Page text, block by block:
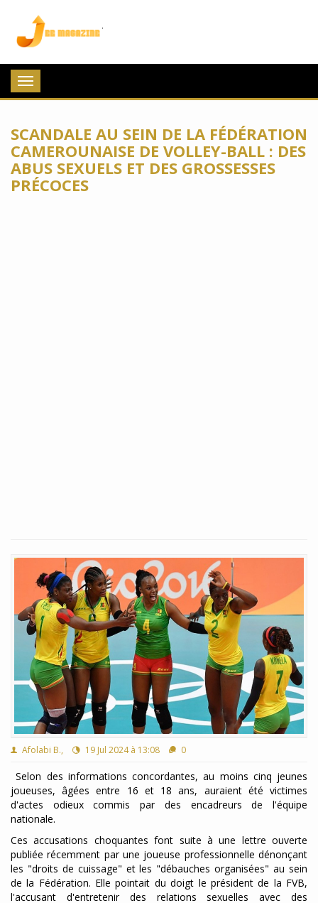
Toggle
navigation
SCANDALE AU SEIN DE LA FÉDÉRATION
CAMEROUNAISE DE VOLLEY-BALL : DES
ABUS SEXUELS ET DES GROSSESSES
PRÉCOCES
Afolabi B., 19 Jul 2024 à 13:08 0
Selon des informations concordantes, au moins cinq jeunes
joueuses, âgées entre 16 et 18 ans, auraient été victimes
d'actes odieux commis par des encadreurs de l'équipe
nationale.
Ces accusations choquantes font suite à une lettre ouverte
publiée récemment par une joueuse professionnelle dénonçant
les "droits de cuissage" et les "débauches organisées" au sein
de la Fédération. Elle pointait du doigt le président de la FVB,
l'accusant d'entretenir des relations sexuelles avec des